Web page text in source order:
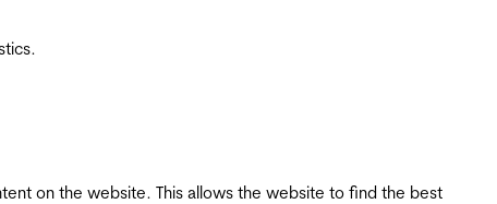
on the website. This allows the website to find the best